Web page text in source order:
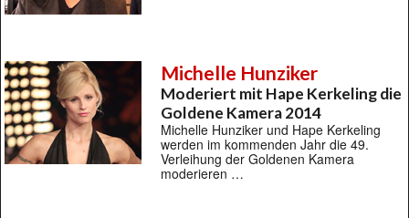
Michelle Hunziker
Moderiert mit Hape Kerkeling die
Goldene Kamera 2014
Michelle Hunziker und Hape Kerkeling
werden im kommenden Jahr die 49.
Verleihung der Goldenen Kamera
moderieren …